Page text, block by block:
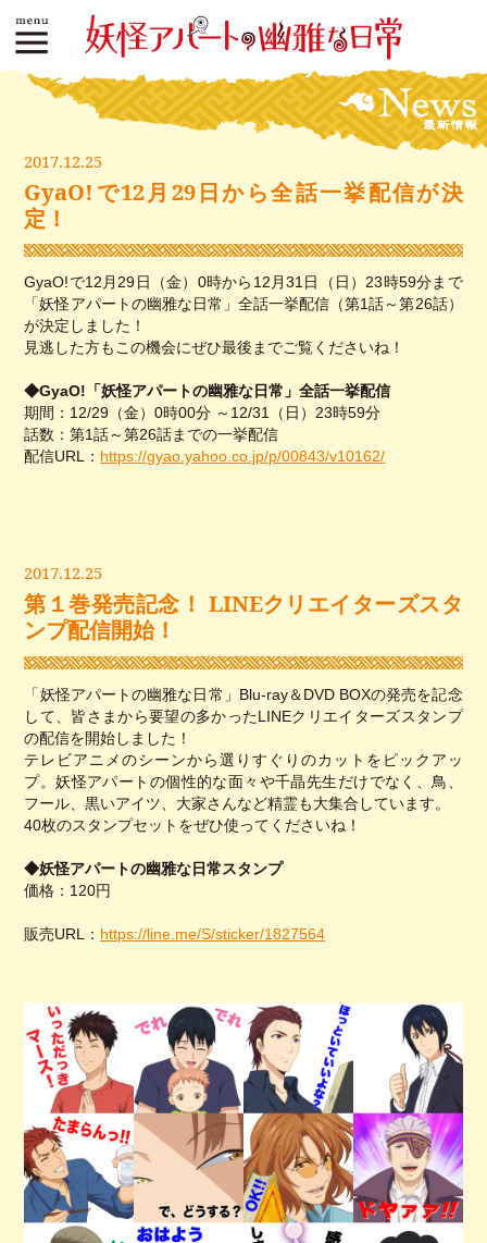
2017.12.25
GyaO!で12月29日から全話一挙配信が決
定！
GyaO!で12月29日（金）0時から12月31日（日）23時59分まで
「妖怪アパートの幽雅な日常」全話一挙配信（第1話～第26話）
が決定しました！
見逃した方もこの機会にぜひ最後までご覧くださいね！
◆GyaO!「妖怪アパートの幽雅な日常」全話一挙配信
期間：12/29（金）0時00分 ～12/31（日）23時59分
話数：第1話～第26話までの一挙配信
配信URL： https://gyao.yahoo.co.jp/p/00843/v10162/
2017.12.25
第１巻発売記念！ LINEクリエイターズスタ
ンプ配信開始！
「妖怪アパートの幽雅な日常」Blu-ray＆DVD BOXの発売を記念
して、皆さまから要望の多かったLINEクリエイターズスタンプ
の配信を開始しました！
テレビアニメのシーンから選りすぐりのカットをピックアッ
プ。妖怪アパートの個性的な面々や千晶先生だけでなく、鳥、
フール、黒いアイツ、大家さんなど精霊も大集合しています。
40枚のスタンプセットをぜひ使ってくださいね！
◆妖怪アパートの幽雅な日常スタンプ
価格：120円
販売URL： https://line.me/S/sticker/1827564